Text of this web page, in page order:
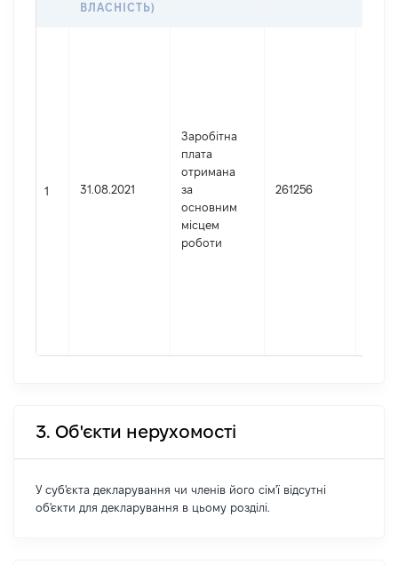
ВЛАСНІСТЬ)
1 31.08.2021
Заробітна
плата
отримана
за
основним
місцем
роботи
261256
3. Об'єкти нерухомості
У суб'єкта декларування чи членів його сім'ї відсутні
об'єкти для декларування в цьому розділі.